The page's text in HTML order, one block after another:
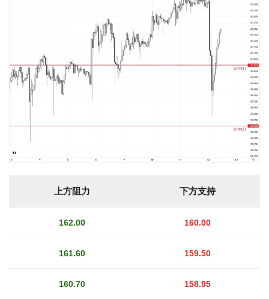
上方阻力 下方支持
162.00 160.00
161.60 159.50
160.70 158.95